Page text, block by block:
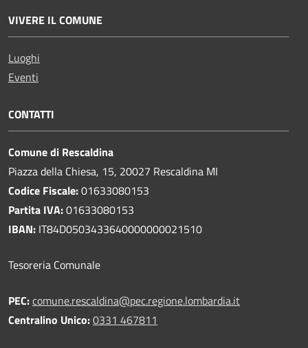
VIVERE IL COMUNE
Luoghi
Eventi
CONTATTI
Comune di Rescaldina
Piazza della Chiesa, 15, 20027 Rescaldina MI
Codice Fiscale:01633080153
Partita IVA:01633080153
IBAN: IT84D0503433640000000021510
Tesoreria Comunale
PEC:comune.rescaldina@pec.regione.lombardia.it
Centralino Unico:0331 467811